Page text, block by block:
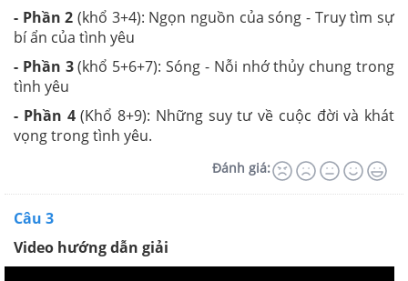
- Phần 2 (khổ 3+4): Ngọn nguồn của sóng - Truy tìm sự
bí ẩn của tình yêu
- Phần 3(khổ 5+6+7): Sóng - Nỗi nhớ thủy chung trong
tình yêu
- Phần 4(Khổ 8+9): Những suy tư về cuộc đời và khát
vọng trong tình yêu.
Đánh giá:
Câu 3
Video hướng dẫn giải